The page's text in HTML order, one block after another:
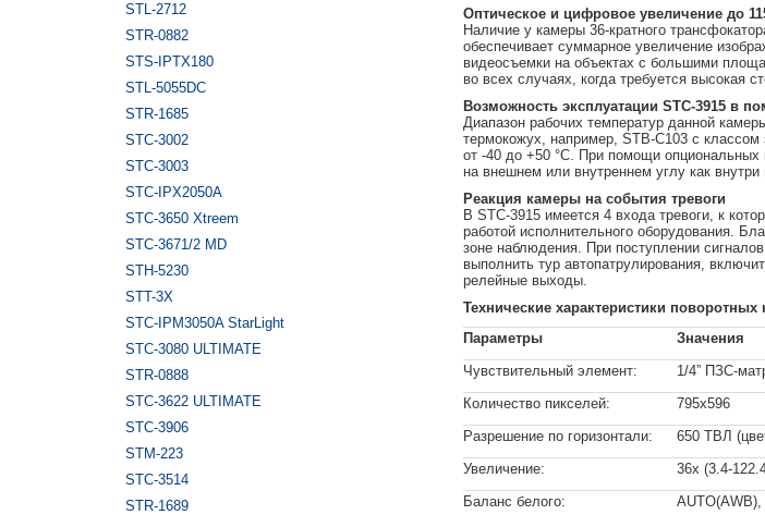
STL-2712
STR-0882
STS-IPTX180
STL-5055DC
STR-1685
STC-3002
STC-3003
STC-IPX2050A
STC-3650 Xtreem
STC-3671/2 MD
STH-5230
STT-3X
STC-IPM3050A StarLight
STC-3080 ULTIMATE
STR-0888
STC-3622 ULTIMATE
STC-3906
STM-223
STC-3514
STR-1689
Оптическое и цифровое увеличение до
Наличие у камеры 36-кратного
обеспечивает суммарное увеличение
видеосъемки на объектах с большими
во всех случаях, когда требуется высокая
Возможность эксплуатации STC-3915 в
Диапазон рабочих температур данной
термокожух, например, STB-C103 с
от -40 до +50 °С. При помощи опциональных
на внешнем или внутреннем углу как
Реакция камеры на события тревоги
В STC-3915 имеется 4 входа тревоги, к
работой исполнительного оборудования.
зоне наблюдения. При поступлении
выполнить тур автопатрулирования,
релейные выходы.
Технические характеристики
Параметры
Значения
Чувствительный элемент:
1/4” ПЗС-
Количество пикселей:
795x596
Разрешение по горизонтали:
650 ТВЛ
Увеличение:
36х (3.4-
Баланс белого: